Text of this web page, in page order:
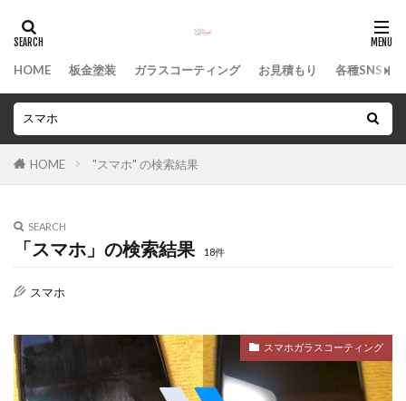
HOME 板金塗装 ガラスコーティング お見積もり 各種SNS
HOME "スマホ" の検索結果
SEARCH
「スマホ」の検索結果 18件
スマホ
スマホガラスコーティング
タグ
WILLVS 中古車 沖縄県
沖縄市
へこみ
タフト
スマホコーティング
シエンタ
キズ
検索